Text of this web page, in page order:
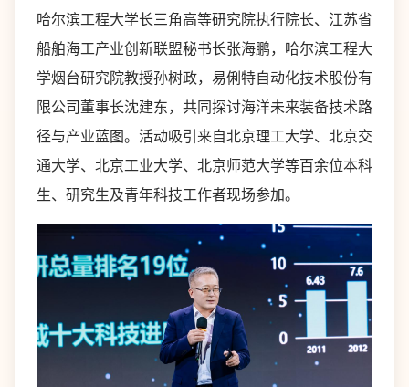
哈尔滨工程大学长三角高等研究院执行院长、江苏省
船舶海工产业创新联盟秘书长张海鹏，哈尔滨工程大
学烟台研究院教授孙树政，易俐特自动化技术股份有
限公司董事长沈建东，共同探讨海洋未来装备技术路
径与产业蓝图。活动吸引来自北京理工大学、北京交
通大学、北京工业大学、北京师范大学等百余位本科
生、研究生及青年科技工作者现场参加。